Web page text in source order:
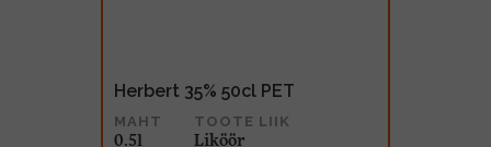
Herbert 35% 50cl PET
MAHT
0.5l
TOOTE LIIK
Liköör